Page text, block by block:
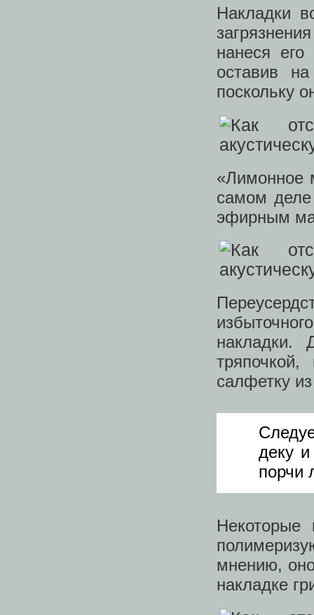
Накладки
нанеся
оставив
поскольку
«Лимонное
самом деле
эфирным
накладки.
салфетку
деку
порчи
Некоторые
мнению,
накладке